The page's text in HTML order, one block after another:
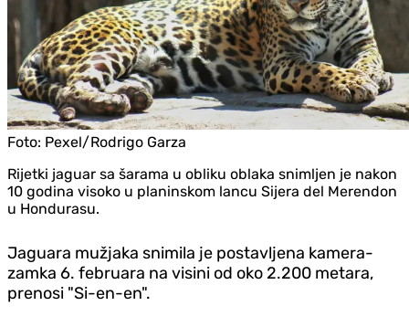
Foto: Pexel/Rodrigo Garza
Rijetki jaguar sa šarama u obliku oblaka snimljen je nakon
10 godina visoko u planinskom lancu Sijera del Merendon
u Hondurasu.
Jaguara mužjaka snimila je postavljena kamera-
zamka 6. februara na visini od oko 2.200 metara,
prenosi "Si-en-en".